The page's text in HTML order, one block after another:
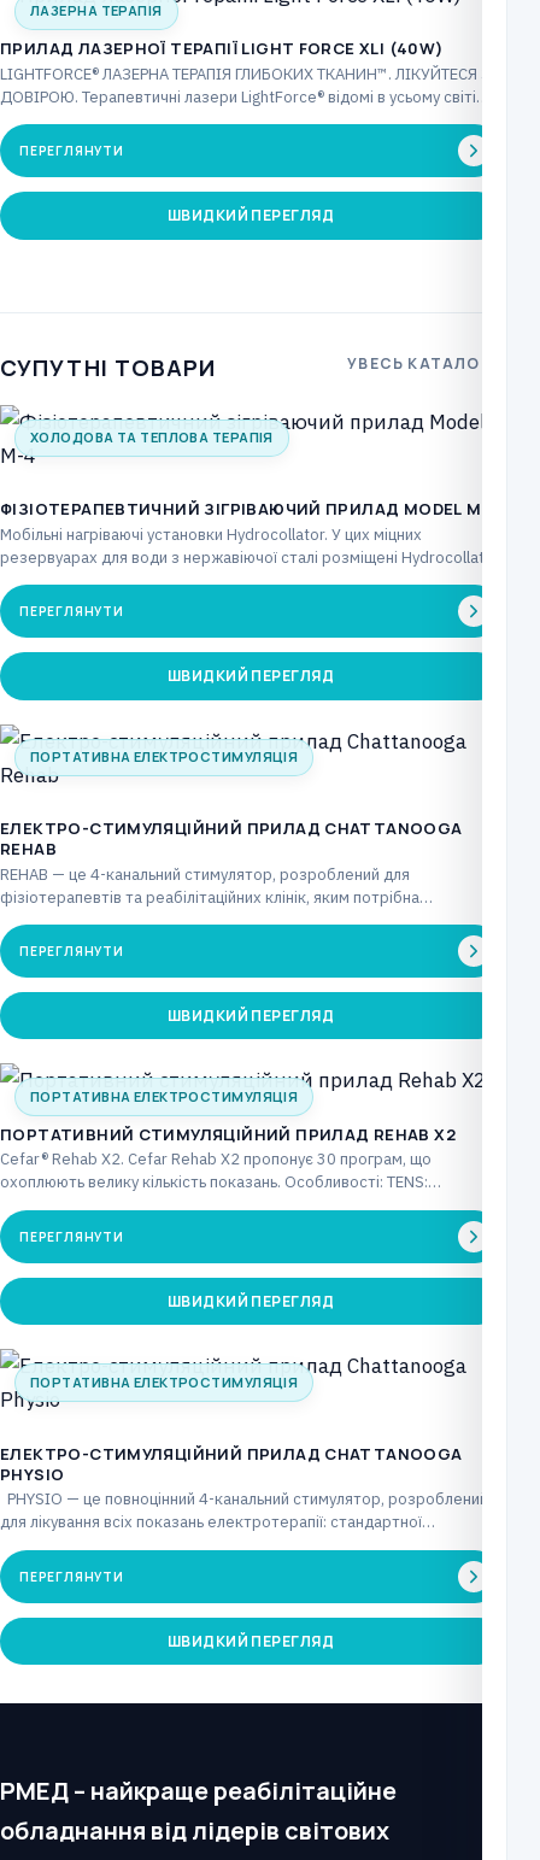
ЛАЗЕРНА ТЕРАПІЯ
ПРИЛАД ЛАЗЕРНОЇ ТЕРАПІЇ LIGHT FORCE XLI (40W)
LIGHTFORCE® ЛАЗЕРНА ТЕРАПІЯ ГЛИБОКИХ ТКАНИН™. ЛІКУЙТЕСЯ З
ДОВІРОЮ. Терапевтичні лазери LightForce® відомі в усьому світі
інноваційними…
ПЕРЕГЛЯНУТИ
ШВИДКИЙ ПЕРЕГЛЯД
СУПУТНІ ТОВАРИ УВЕСЬ КАТАЛОГ
ХОЛОДОВА ТА ТЕПЛОВА ТЕРАПІЯ
ФІЗІОТЕРАПЕВТИЧНИЙ ЗІГРІВАЮЧИЙ ПРИЛАД MODEL M-4
Мобільні нагріваючі установки Hydrocollator. У цих міцних
резервуарах для води з нержавіючої сталі розміщені Hydrocollator
Moist…
ПЕРЕГЛЯНУТИ
ШВИДКИЙ ПЕРЕГЛЯД
ПОРТАТИВНА ЕЛЕКТРОСТИМУЛЯЦІЯ
ЕЛЕКТРО-СТИМУЛЯЦІЙНИЙ ПРИЛАД CHATTANOOGA
REHAB
REHAB — це 4-канальний стимулятор, розроблений для
фізіотерапевтів та реабілітаційних клінік, яким потрібна
стандартна бездротова опція…
ПЕРЕГЛЯНУТИ
ШВИДКИЙ ПЕРЕГЛЯД
ПОРТАТИВНА ЕЛЕКТРОСТИМУЛЯЦІЯ
ПОРТАТИВНИЙ СТИМУЛЯЦІЙНИЙ ПРИЛАД REHAB X2
Cefar® Rehab X2. Cefar Rehab X2 пропонує 30 програм, що
охоплюють велику кількість показань. Особливості: TENS:…
ПЕРЕГЛЯНУТИ
ШВИДКИЙ ПЕРЕГЛЯД
ПОРТАТИВНА ЕЛЕКТРОСТИМУЛЯЦІЯ
ЕЛЕКТРО-СТИМУЛЯЦІЙНИЙ ПРИЛАД CHATTANOOGA
PHYSIO
РHYSIO — це повноцінний 4-канальний стимулятор, розроблений
для лікування всіх показань електротерапії: стандартної
(TENS/NMES), повної…
ПЕРЕГЛЯНУТИ
ШВИДКИЙ ПЕРЕГЛЯД
РМЕД – найкраще реабілітаційне
обладнання від лідерів світових